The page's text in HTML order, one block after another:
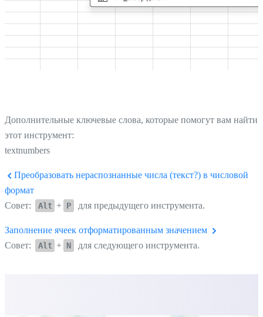
Дополнительные ключевые слова, которые помогут вам найти
этот инструмент:
textnumbers
Преобразовать нераспознанные числа (текст?) в числовой
формат
Совет:
Alt + P для предыдущего инструмента.
Заполнение ячеек отформатированным значением
Совет:
Alt + N для следующего инструмента.